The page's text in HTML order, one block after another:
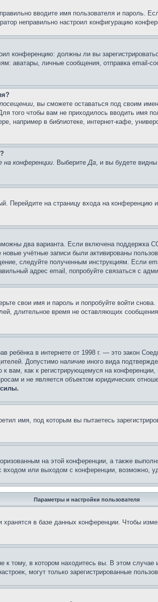
вводите имя пользователя и пароль.
неправильно настроил конфигурацию
конференцию: должны ли вы
аватары, личные сообщения, отправка email-
, вы сможете оставаться под своим
того чтобы вам не приходилось вводить имя
например в библиотеке, интернет-кафе,
на конференции. ВыберитеДа, и вы будете
Перейдите на страницу входа на конференцию
два варианта. Если включена поддержка
учётные записи были активированы
следуйте полученным инструкциям. Если
адрес email, попробуйте связаться с
свои имя и пароль и попробуйте войти
длительное время не оставляющих
ребёнка в интернете от 1998 г. — это закон
Допустимо наличие иного вида
как к регистрирующемуся на
и не является объектом юридических
имя, под которым вы пытаетесь
на этой конференции, а также
или выходом с конференции, возможно,
Параметры и настройки пользователя
в базе данных конференции. Чтобы
тому, в котором находитесь вы. В этом случае
могут только зарегистрированные